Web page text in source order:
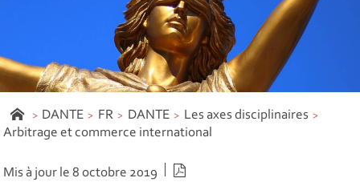
DANTE FR DANTE
Les axes disciplinaires
Arbitrage et commerce international
Mis à jour le 8 octobre 2019